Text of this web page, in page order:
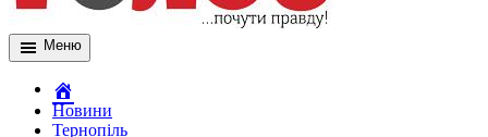
Меню
Новини
Тернопіль